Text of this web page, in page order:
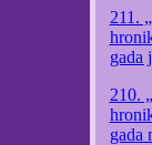
211.
gada
210.
gada